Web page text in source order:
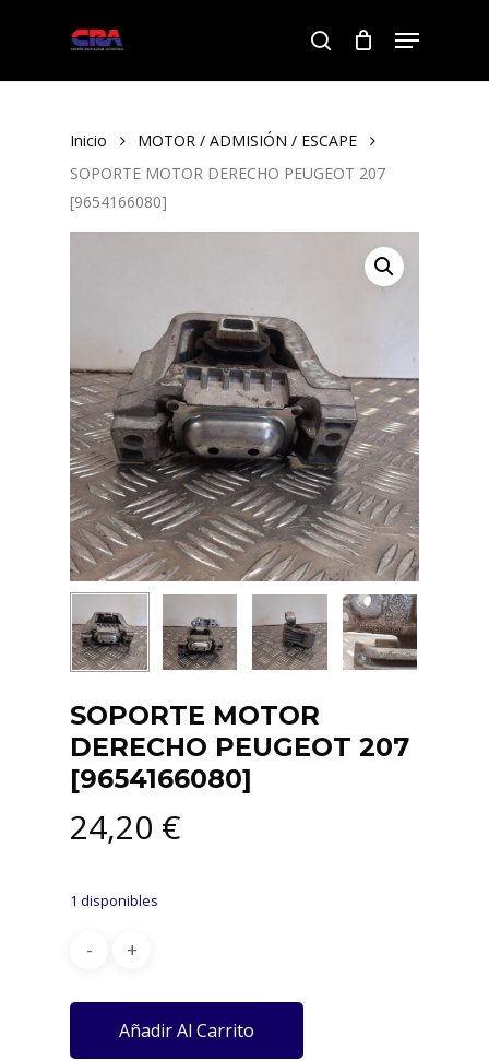
search
Menu
Inicio
MOTOR / ADMISIÓN / ESCAPE
SOPORTE MOTOR DERECHO PEUGEOT 207
[9654166080]
SOPORTE MOTOR
DERECHO PEUGEOT 207
[9654166080]
24,20 €
1 disponibles
Añadir Al Carrito